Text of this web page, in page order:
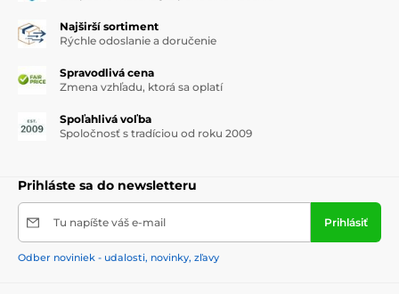
Najširší sortiment
Rýchle odoslanie a doručenie
Spravodlivá cena
Zmena vzhľadu, ktorá sa oplatí
Spoľahlivá voľba
Spoločnosť s tradíciou od roku 2009
Prihláste sa do newsletteru
Tu napíšte váš e-mail Prihlásiť
Odber noviniek - udalosti, novinky, zľavy